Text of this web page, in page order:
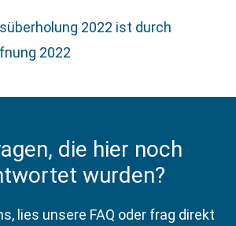
2022 ist durch
2022
die hier noch
wurden?
lies unsere FAQ oder frag direkt